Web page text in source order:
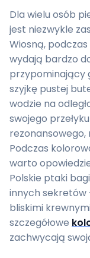
Dla wielu osób
jest niezwykle
Wiosną,
wydają bardzo
przypominający
szyjkę pustej
wodzie na
swojego
Podczas
warto
Polskie ptaki
innych sekretów
bliskimi
szczegółowe
zachwycają